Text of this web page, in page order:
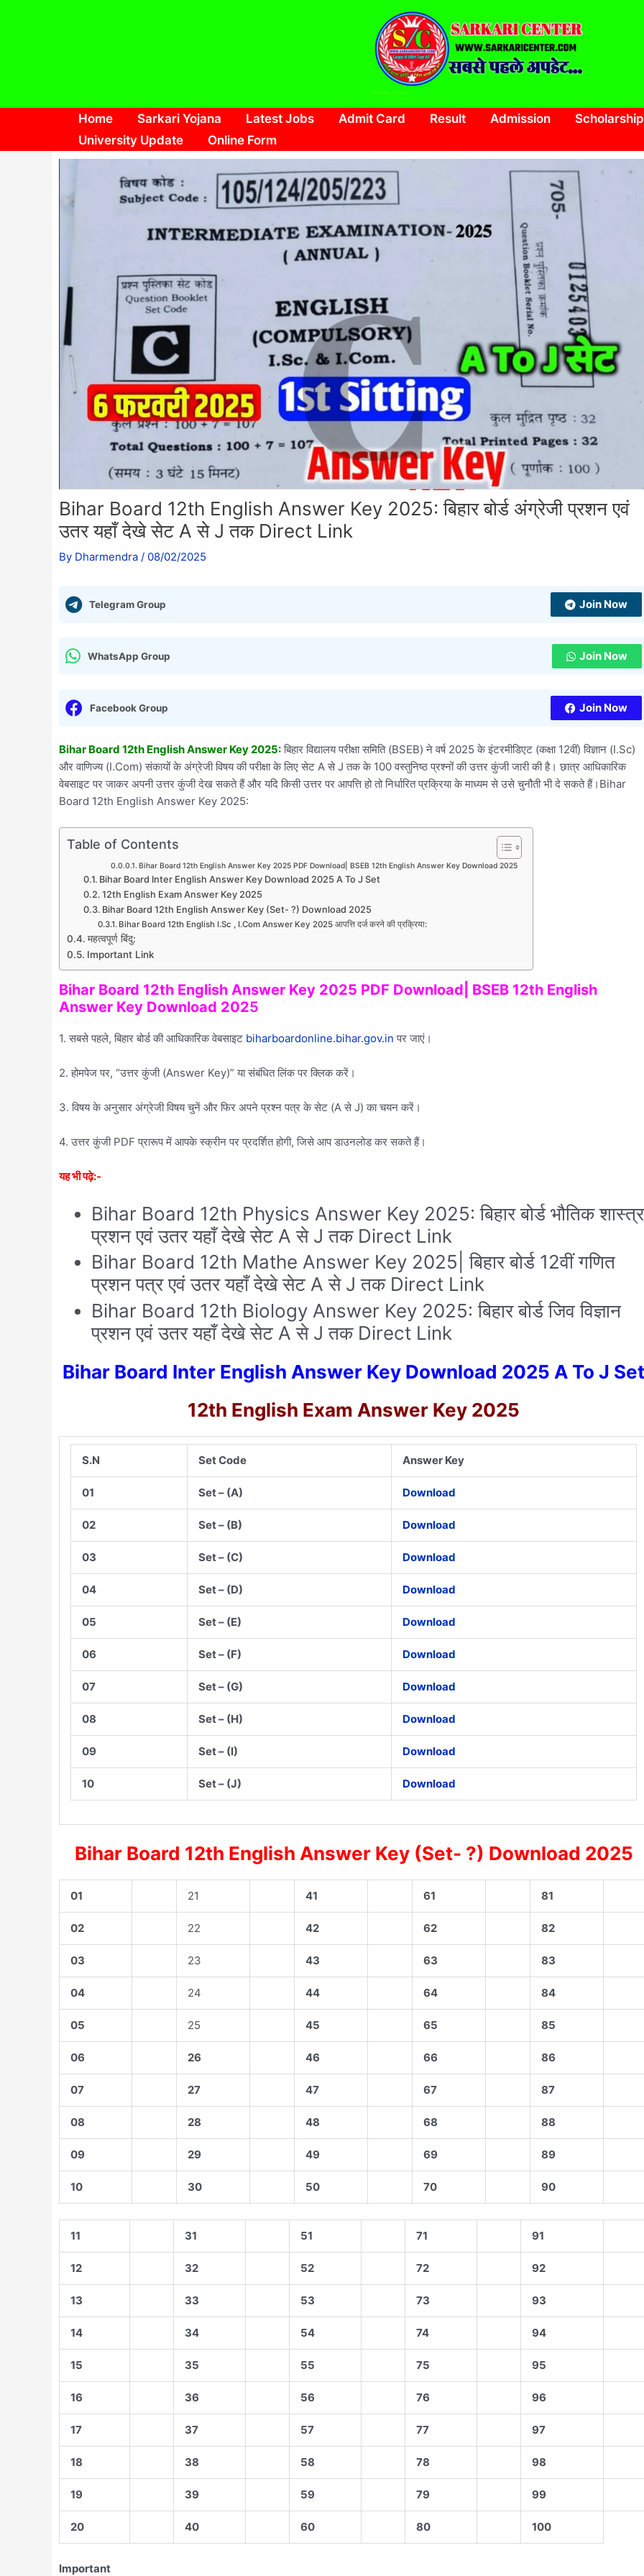
SARKARI CENTER
Home Sarkari Yojana Latest Jobs Admit Card Result Admission
Scholarship
University Update
Online Form
Bihar Board 12th English Answer Key 2025: बिहार बोर्ड अंग्रेजी प्रशन एवं
उतर यहाँ देखे सेट A से J तक Direct Link
By Dharmendra / 08/02/2025
Telegram Group Join Now
WhatsApp Group Join Now
Facebook Group Join Now
Bihar Board 12th English Answer Key 2025:बिहार विद्यालय परीक्षा समिति (BSEB) ने वर्ष 2025 के इंटरमीडिएट (कक्षा 12वीं) विज्ञान (I.Sc)
और वाणिज्य (I.Com) संकायों के अंग्रेजी विषय की परीक्षा के लिए सेट A से J तक के 100 वस्तुनिष्ठ प्रश्नों की उत्तर कुंजी जारी की है। छात्र आधिकारिक
वेबसाइट पर जाकर अपनी उत्तर कुंजी देख सकते हैं और यदि किसी उत्तर पर आपत्ति हो तो निर्धारित प्रक्रिया के माध्यम से उसे चुनौती भी दे सकते हैं।Bihar
Board 12th English Answer Key 2025:
Table of Contents
Bihar Board 12th English Answer Key 2025 PDF Download| BSEB 12th English Answer Key Download 2025
Bihar Board Inter English Answer Key Download 2025 A To J Set
12th English Exam Answer Key 2025
Bihar Board 12th English Answer Key (Set- ?) Download 2025
Bihar Board 12th English I.Sc , I.Com Answer Key 2025 आपत्ति दर्ज करने की प्रक्रिया:
महत्वपूर्ण बिंदु:
Important Link
Bihar Board 12th English Answer Key 2025 PDF Download| BSEB 12th English
Answer Key Download 2025
1. सबसे पहले, बिहार बोर्ड की आधिकारिक वेबसाइट biharboardonline.bihar.gov.in पर जाएं।
2. होमपेज पर, “उत्तर कुंजी (Answer Key)” या संबंधित लिंक पर क्लिक करें।
3. विषय के अनुसार अंग्रेजी विषय चुनें और फिर अपने प्रश्न पत्र के सेट (A से J) का चयन करें।
4. उत्तर कुंजी PDF प्रारूप में आपके स्क्रीन पर प्रदर्शित होगी, जिसे आप डाउनलोड कर सकते हैं।
यह भी पढ़े:-
Bihar Board 12th Physics Answer Key 2025: बिहार बोर्ड भौतिक शास्त्र
प्रशन एवं उतर यहाँ देखे सेट A से J तक Direct Link
Bihar Board 12th Mathe Answer Key 2025| बिहार बोर्ड 12वीं गणित
प्रशन पत्र एवं उतर यहाँ देखे सेट A से J तक Direct Link
Bihar Board 12th Biology Answer Key 2025: बिहार बोर्ड जिव विज्ञान
प्रशन एवं उतर यहाँ देखे सेट A से J तक Direct Link
Bihar Board Inter English Answer Key Download 2025 A To J Set
12th English Exam Answer Key 2025
S.N Set Code Answer Key
01 Set – (A) Download
02 Set – (B) Download
03 Set – (C) Download
04 Set – (D) Download
05 Set – (E) Download
06 Set – (F) Download
07 Set – (G) Download
08 Set – (H) Download
09 Set – (I) Download
10 Set – (J) Download
Bihar Board 12th English Answer Key (Set- ?) Download 2025
01 21 41 61 81
02 22 42 62 82
03 23 43 63 83
04 24 44 64 84
05 25 45 65 85
06 26 46 66 86
07 27 47 67 87
08 28 48 68 88
09 29 49 69 89
10 30 50 70 90
11 31 51 71 91
12 32 52 72 92
13 33 53 73 93
14 34 54 74 94
15 35 55 75 95
16 36 56 76 96
17 37 57 77 97
18 38 58 78 98
19 39 59 79 99
20 40 60 80 100
Important